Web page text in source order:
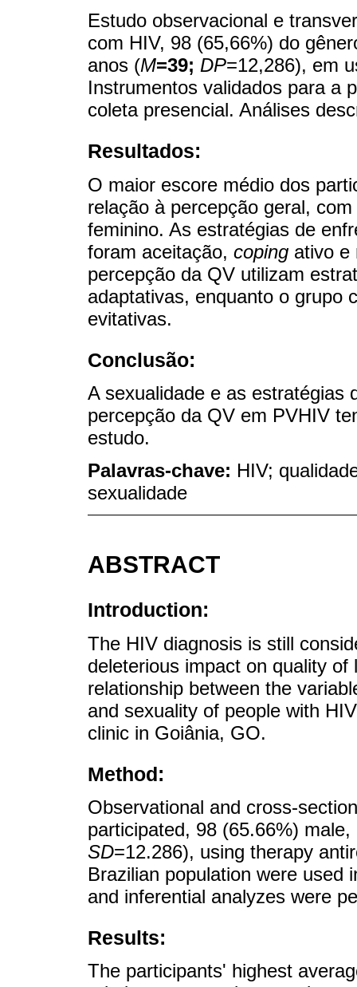
Estudo observacional e
com HIV, 98 (65,66%) do
anos (M=39; DP=12,286), em
Instrumentos validados para a
coleta presencial. Análises
Resultados:
O maior escore médio dos
relação à percepção geral,
feminino. As estratégias de
foram aceitação, coping ativo e
percepção da QV utilizam
adaptativas, enquanto o grupo
evitativas.
Conclusão:
A sexualidade e as estratégias
percepção da QV em PVHIV
estudo.
Palavras-chave: HIV;
sexualidade
ABSTRACT
Introduction:
The HIV diagnosis is still
deleterious impact on quality
relationship between the
and sexuality of people with
clinic in Goiânia, GO.
Method:
Observational and cross-
participated, 98 (65.66%)
SD=12.286), using therapy
Brazilian population were used
and inferential analyzes were
Results:
The participants' highest